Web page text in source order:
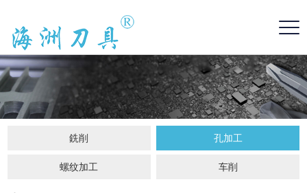
銑削 孔加工
螺纹加工 车削